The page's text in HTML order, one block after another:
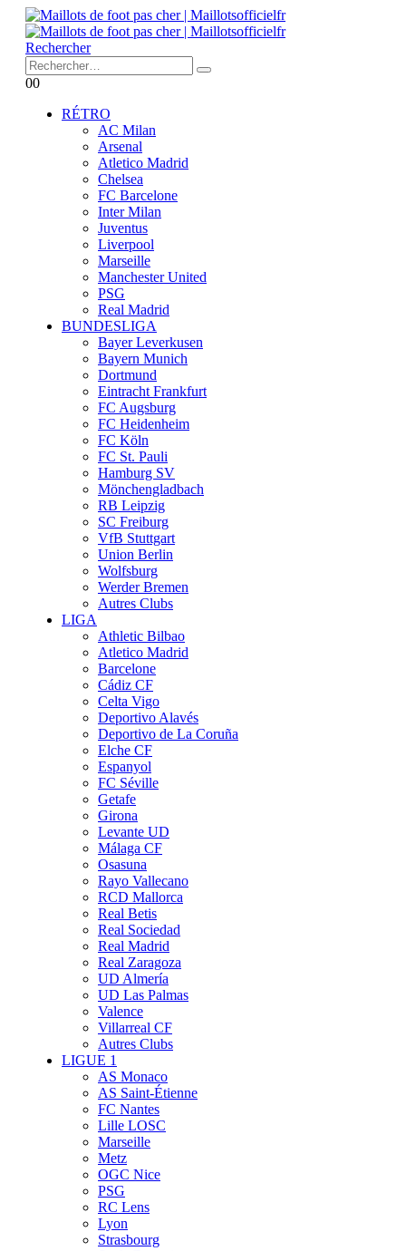
Rechercher
00
RÉTRO
AC Milan
Arsenal
Atletico Madrid
Chelsea
FC Barcelone
Inter Milan
Juventus
Liverpool
Marseille
Manchester United
PSG
Real Madrid
BUNDESLIGA
Bayer Leverkusen
Bayern Munich
Dortmund
Eintracht Frankfurt
FC Augsburg
FC Heidenheim
FC Köln
FC St. Pauli
Hamburg SV
Mönchengladbach
RB Leipzig
SC Freiburg
VfB Stuttgart
Union Berlin
Wolfsburg
Werder Bremen
Autres Clubs
LIGA
Athletic Bilbao
Atletico Madrid
Barcelone
Cádiz CF
Celta Vigo
Deportivo Alavés
Deportivo de La Coruña
Elche CF
Espanyol
FC Séville
Getafe
Girona
Levante UD
Málaga CF
Osasuna
Rayo Vallecano
RCD Mallorca
Real Betis
Real Sociedad
Real Madrid
Real Zaragoza
UD Almería
UD Las Palmas
Valence
Villarreal CF
Autres Clubs
LIGUE 1
AS Monaco
AS Saint-Étienne
FC Nantes
Lille LOSC
Marseille
Metz
OGC Nice
PSG
RC Lens
Lyon
Strasbourg